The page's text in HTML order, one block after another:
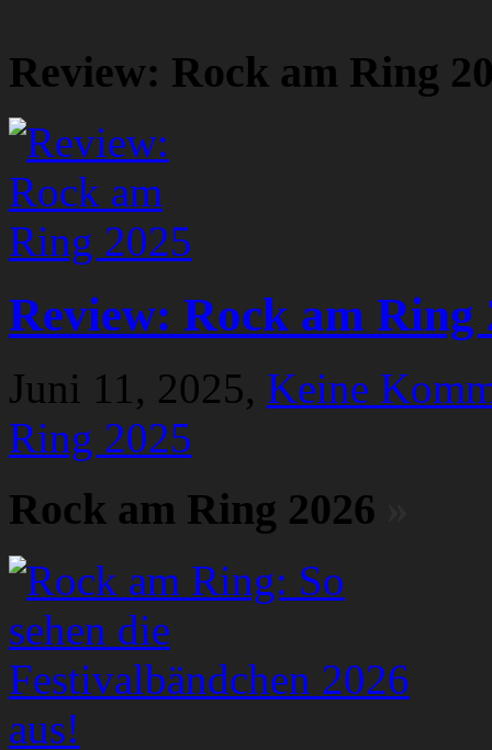
Review: Rock am Ring
Review: Rock am Ring
Juni 11, 2025, Keine
Ring 2025
Rock am Ring 2026